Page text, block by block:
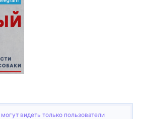
видеть только пользователи